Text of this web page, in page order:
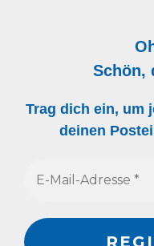
Schön,
Trag dich ein, um
deinen